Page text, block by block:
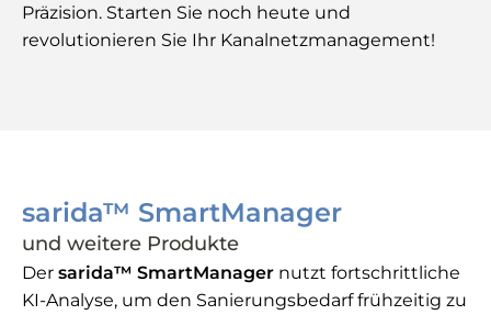
Präzision. Starten Sie noch heute und
revolutionieren Sie Ihr Kanalnetzmanagement!
sarida™ SmartManager
und weitere Produkte
Der sarida™ SmartManager nutzt fortschrittliche
KI-Analyse, um den Sanierungsbedarf frühzeitig zu